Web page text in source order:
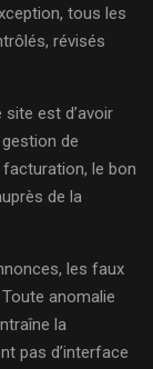
tous les
révisés
site est d’avoir
de
le bon
de la
les faux
anomalie
la
pas d’interface